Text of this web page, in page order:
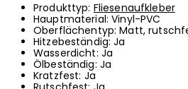
Produkttyp: Fliesenaufkleber
Hauptmaterial: Vinyl-PVC
Oberflächentyp: Matt,
Hitzebeständig: Ja
Wasserdicht: Ja
Ölbeständig: Ja
Kratzfest: Ja